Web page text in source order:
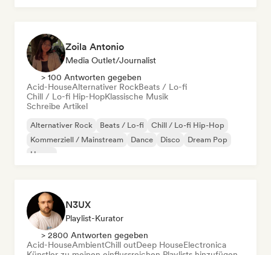
Zoila Antonio
Media Outlet/Journalist
> 100 Antworten gegeben
Acid-HouseAlternativer RockBeats / Lo-fi
Chill / Lo-fi Hip-HopKlassische Musik
Schreibe Artikel
Alternativer Rock Beats / Lo-fi
Chill / Lo-fi Hip-Hop
Kommerziell / Mainstream
Dance Disco
Dream Pop
House
N3UX
Playlist-Kurator
> 2800 Antworten gegeben
Acid-HouseAmbientChill outDeep HouseElectronica